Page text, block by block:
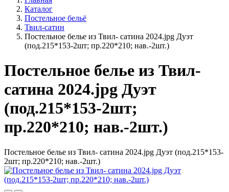
Каталог
Постельное бельё
Твил-сатин
Постельное белье из Твил- сатина 2024.jpg Дуэт
(под.215*153-2шт; пр.220*210; нав.-2шт.)
Постельное белье из Твил-
сатина 2024.jpg Дуэт
(под.215*153-2шт;
пр.220*210; нав.-2шт.)
Постельное белье из Твил- сатина 2024.jpg Дуэт (под.215*153-
2шт; пр.220*210; нав.-2шт.)